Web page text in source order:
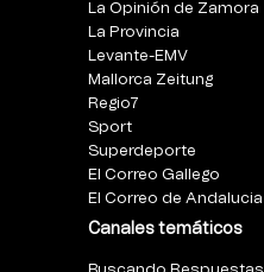
La Opinión de Zamora
La Provincia
Levante-EMV
Mallorca Zeitung
Regio7
Sport
Superdeporte
El Correo Gallego
El Correo de Andalucia
Canales temáticos